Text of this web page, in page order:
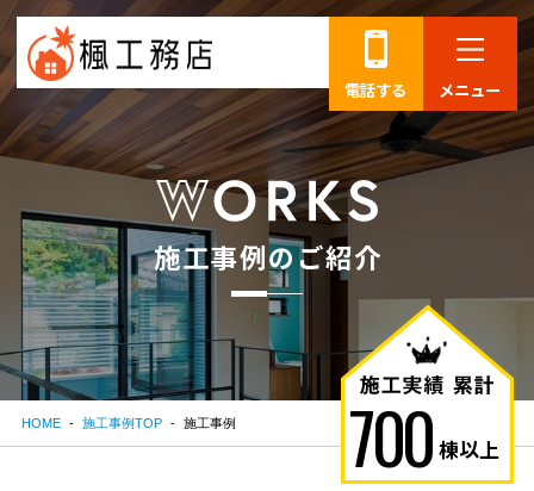
電話する メニュー
施工事例のご紹介
700 棟以上
HOME 施工事例TOP 施工事例